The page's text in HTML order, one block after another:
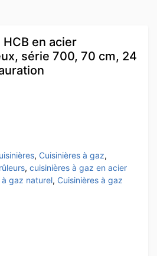
en acier
série 700, 70 cm, 24
, Cuisinières à gaz,
, cuisinières à gaz en acier
à gaz naturel, Cuisinières à gaz